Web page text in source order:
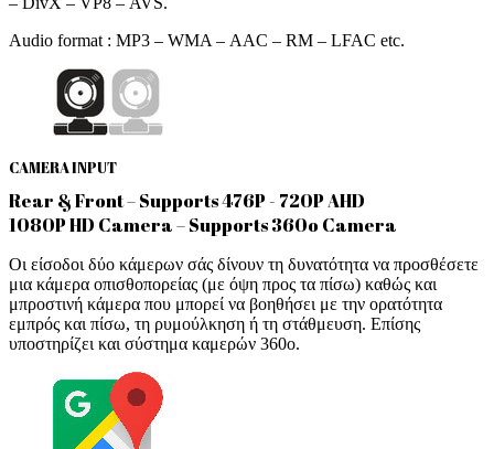
Audio format : MP3 – WMA – AAC – RM – LFAC etc.
CAMERA INPUT
Rear & Front – Supports 476P - 720P AHD
1080P HD Camera – Supports 360o Camera
Οι είσοδοι δύο κάμερων σάς δίνουν τη δυνατότητα να προσθέσετε
μια κάμερα οπισθοπορείας (με όψη προς τα πίσω) καθώς και
μπροστινή κάμερα που μπορεί να βοηθήσει με την ορατότητα
εμπρός και πίσω, τη ρυμούλκηση ή τη στάθμευση. Επίσης
υποστηρίζει και σύστημα καμερών 360ο.